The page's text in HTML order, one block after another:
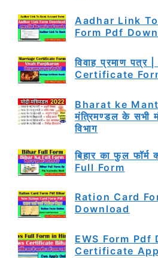
Aadhar Link
Form Pdf
विवाह प्रमाण
Certificate
Bharat ke
मंत्रिमण्डल के सभी
विभाग
बिहार का फुल
Full Form
Ration Card
Download
EWS Form Pdf
Certificate